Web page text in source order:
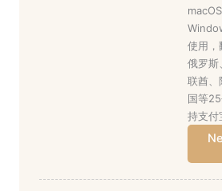
使用，
俄罗斯
联酋、
国等
持支付